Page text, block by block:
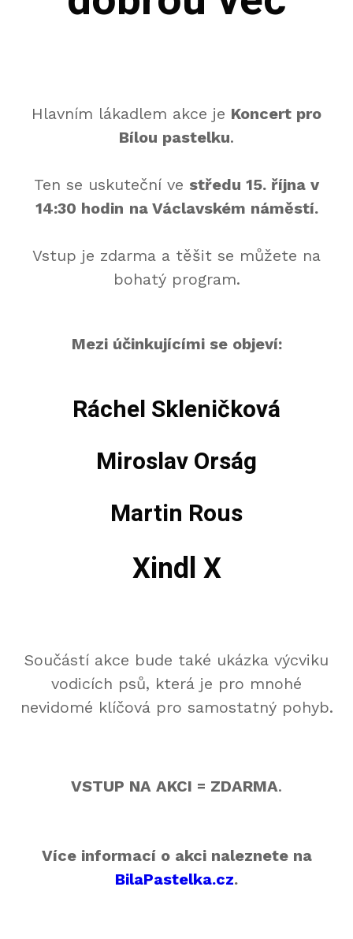
Hlavním lákadlem akce je Koncert pro
Bílou pastelku.
Ten se uskuteční ve středu 15. října v
14:30 hodin na Václavském náměstí.
Vstup je zdarma a těšit se můžete na
bohatý program.
Mezi účinkujícími se objeví:
Ráchel Skleničková
Miroslav Orság
Martin Rous
Xindl X
Součástí akce bude také ukázka výcviku
vodicích psů, která je pro mnohé
nevidomé klíčová pro samostatný pohyb.
VSTUP NA AKCI = ZDARMA.
Více informací o akci naleznete na
BilaPastelka.cz.